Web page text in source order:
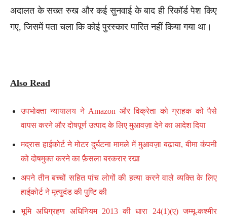
अदालत के सख्त रुख और कई सुनवाई के बाद ही रिकॉर्ड पेश किए
गए, जिसमें पता चला कि कोई पुरस्कार पारित नहीं किया गया था।
Also Read
उपभोक्ता न्यायालय ने Amazon और विक्रेता को ग्राहक को पैसे
वापस करने और दोषपूर्ण उत्पाद के लिए मुआवज़ा देने का आदेश दिया
मद्रास हाईकोर्ट ने मोटर दुर्घटना मामले में मुआवज़ा बढ़ाया, बीमा कंपनी
को दोषमुक्त करने का फ़ैसला बरकरार रखा
अपने तीन बच्चों सहित पांच लोगों की हत्या करने वाले व्यक्ति के लिए
हाईकोर्ट ने मृत्युदंड की पुष्टि की
भूमि अधिग्रहण अधिनियम 2013 की धारा 24(1)(ए) जम्मू-कश्मीर